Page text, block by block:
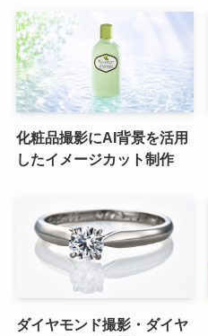
化粧品撮影にAI背景を活用
したイメージカット制作
ダイヤモンド撮影・ダイヤ